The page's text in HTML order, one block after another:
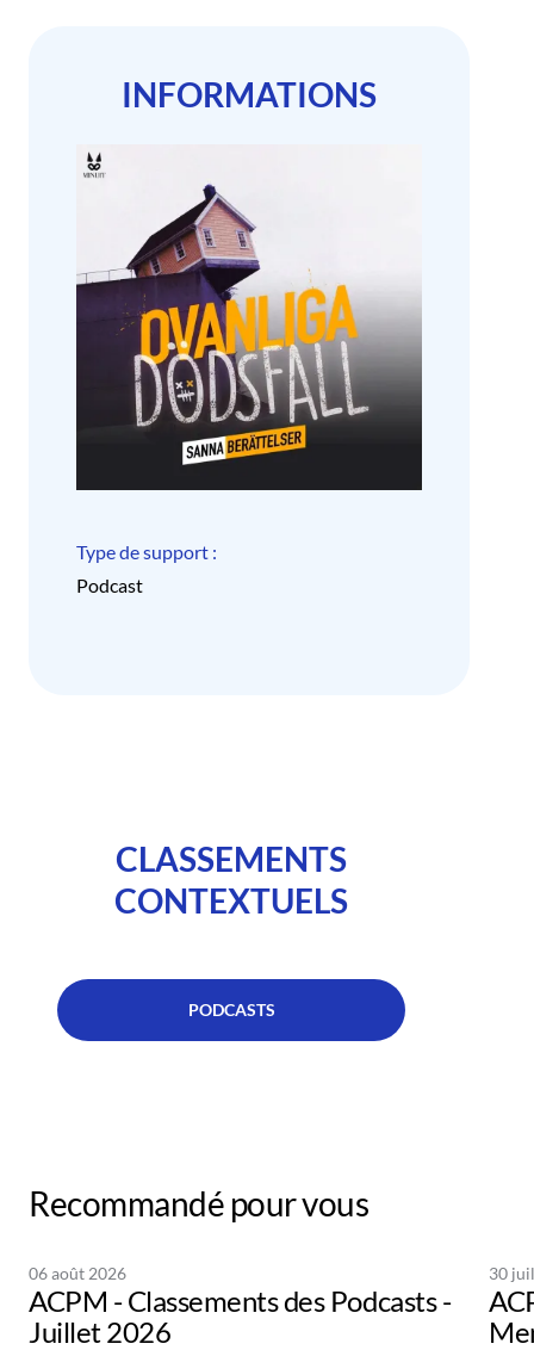
INFORMATIONS
Type de support :
Podcast
CLASSEMENTS
CONTEXTUELS
PODCASTS
Recommandé pour vous
06 août 2026
ACPM - Classements des Podcasts -
Juillet 2026
30